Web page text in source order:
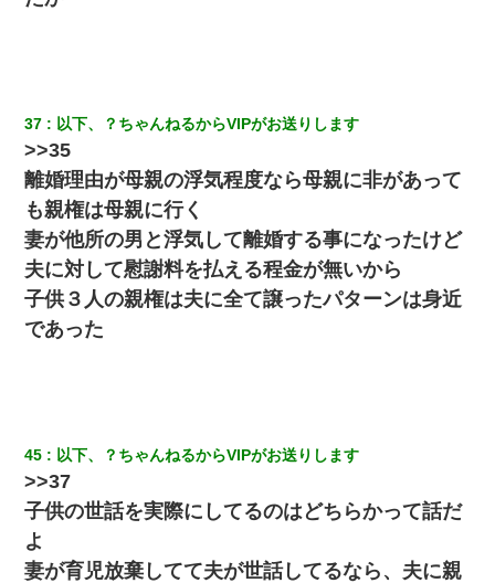
37 以下、？ちゃんねるからVIPがお送りします
>>35
離婚理由が母親の浮気程度なら母親に非があって
も親権は母親に行く
妻が他所の男と浮気して離婚する事になったけど
夫に対して慰謝料を払える程金が無いから
子供３人の親権は夫に全て譲ったパターンは身近
であった
45 以下、？ちゃんねるからVIPがお送りします
>>37
子供の世話を実際にしてるのはどちらかって話だ
よ
妻が育児放棄してて夫が世話してるなら、夫に親